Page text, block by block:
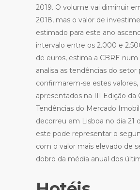
2019. O volume vai diminuir
2018, mas o valor de
estimado para este ano
intervalo entre os 2.000 e
de euros, estima a CBRE
analisa as tendências do setor
confirmarem-se estes valores,
apresentados na III Edição da
Tendências do Mercado
decorreu em Lisboa no dia 21
este pode representar o
com o valor mais elevado de
dobro da média anual dos